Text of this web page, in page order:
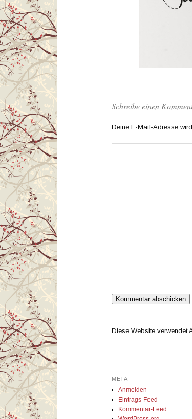
Schreibe einen
Deine E-Mail-Adresse
Diese Website verwendet
META
Anmelden
Eintrags-Feed
Kommentar-Feed